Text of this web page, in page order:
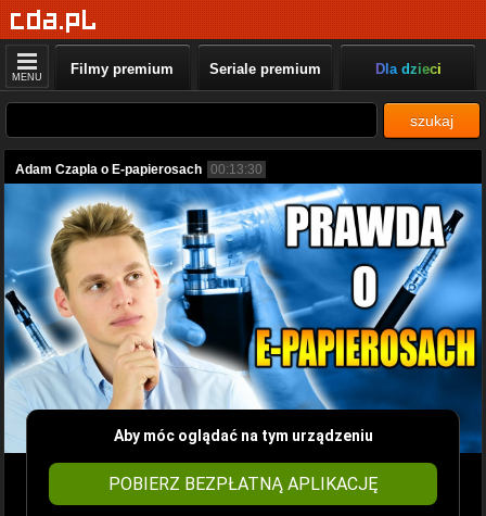
MENU Filmy premium Seriale premium Dla dzieci
szukaj
Adam Czapla o E-papierosach 00:13:30
Aby móc oglądać na tym urządzeniu
POBIERZ BEZPŁATNĄ APLIKACJĘ